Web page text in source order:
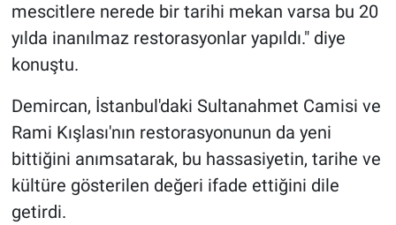
mescitlere nerede bir tarihi mekan varsa bu 20
yılda inanılmaz restorasyonlar yapıldı." diye
konuştu.
Demircan, İstanbul'daki Sultanahmet Camisi ve
Rami Kışlası'nın restorasyonunun da yeni
bittiğini anımsatarak, bu hassasiyetin, tarihe ve
kültüre gösterilen değeri ifade ettiğini dile
getirdi.